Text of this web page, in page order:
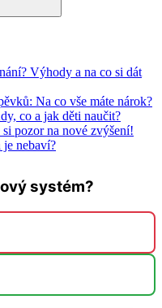
Výhody a na co si dát
Na co vše máte nárok?
co a jak děti naučit?
pozor na nové zvýšení!
je nebaví?
systém?